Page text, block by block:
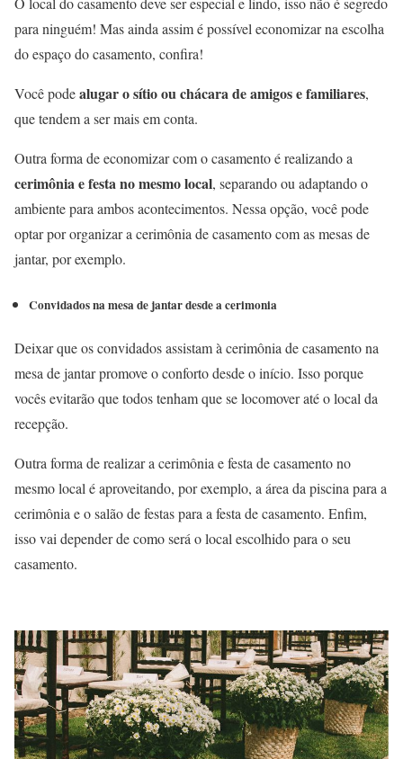
para ninguém! Mas ainda assim é possível economizar na escolha
do espaço do casamento, confira!
Você podealugar o sítio ou chácara de amigos e familiares,
que tendem a ser mais em conta.
Outra forma de economizar com o casamento é realizando a
cerimônia e festa no mesmo local, separando ou adaptando o
ambiente para ambos acontecimentos. Nessa opção, você pode
optar por organizar a cerimônia de casamento com as mesas de
jantar, por exemplo.
Convidados na mesa de jantar desde a cerimonia
Deixar que os convidados assistam à cerimônia de casamento na
mesa de jantar promove o conforto desde o início. Isso porque
vocês evitarão que todos tenham que se locomover até o local da
recepção.
Outra forma de realizar a cerimônia e festa de casamento no
mesmo local é aproveitando, por exemplo, a área da piscina para a
cerimônia e o salão de festas para a festa de casamento. Enfim,
isso vai depender de como será o local escolhido para o seu
casamento.